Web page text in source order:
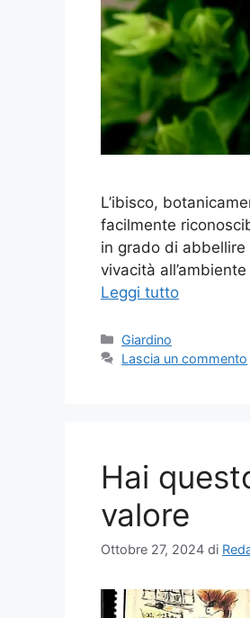
L’ibisco,
facilmente
in grado di
vivacità
Leggi tutto
Categorie
Giardino
Lascia un commento
Hai
valore
Ottobre 27, 2024 di